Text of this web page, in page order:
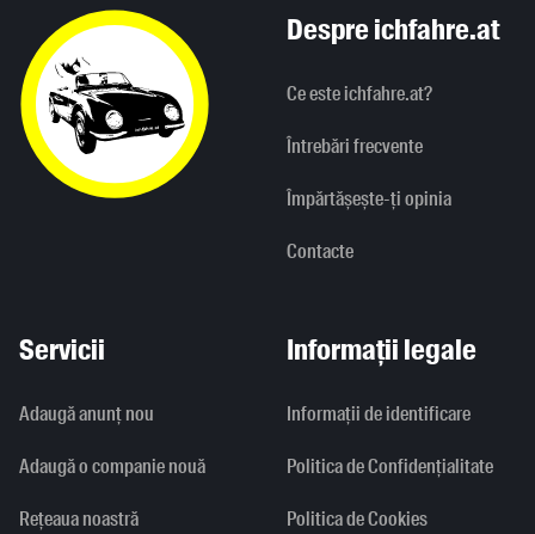
Despre ichfahre.at
Ce este ichfahre.at?
Întrebări frecvente
Împărtășește-ți opinia
Contacte
Servicii
Adaugă anunț nou
Adaugă o companie nouă
Rețeaua noastră
Informații legale
Informaţii de identificare
Politica de Confidențialitate
Politica de Cookies